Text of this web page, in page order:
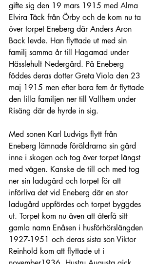
gifte sig den 19 mars 1915 med Alma
Elvira Täck från Örby och de kom nu ta
över torpet Eneberg där Anders Aron
Back levde. Han flyttade ut med sin
familj samma år till Hagamad under
Hässlehult Nedergård. På Eneberg
föddes deras dotter Greta Viola den 23
maj 1915 men efter bara fem år flyttade
den lilla familjen ner till Vallhem under
Risäng där de hyrde in sig.
Med sonen Karl Ludvigs flytt från
Eneberg lämnade föräldrarna sin gård
inne i skogen och tog över torpet längst
med vägen. Kanske de till och med tog
ner sin ladugård och torpet för att
införliva det vid Eneberg där en stor
ladugård uppfördes och torpet byggdes
ut. Torpet kom nu även att återfå sitt
gamla namn Enåsen i husförhörslängden
1927-1951 och deras sista son Viktor
Reinhold kom att flyttade ut i